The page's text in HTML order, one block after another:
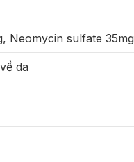
Neomycin sulfate 35mg
da